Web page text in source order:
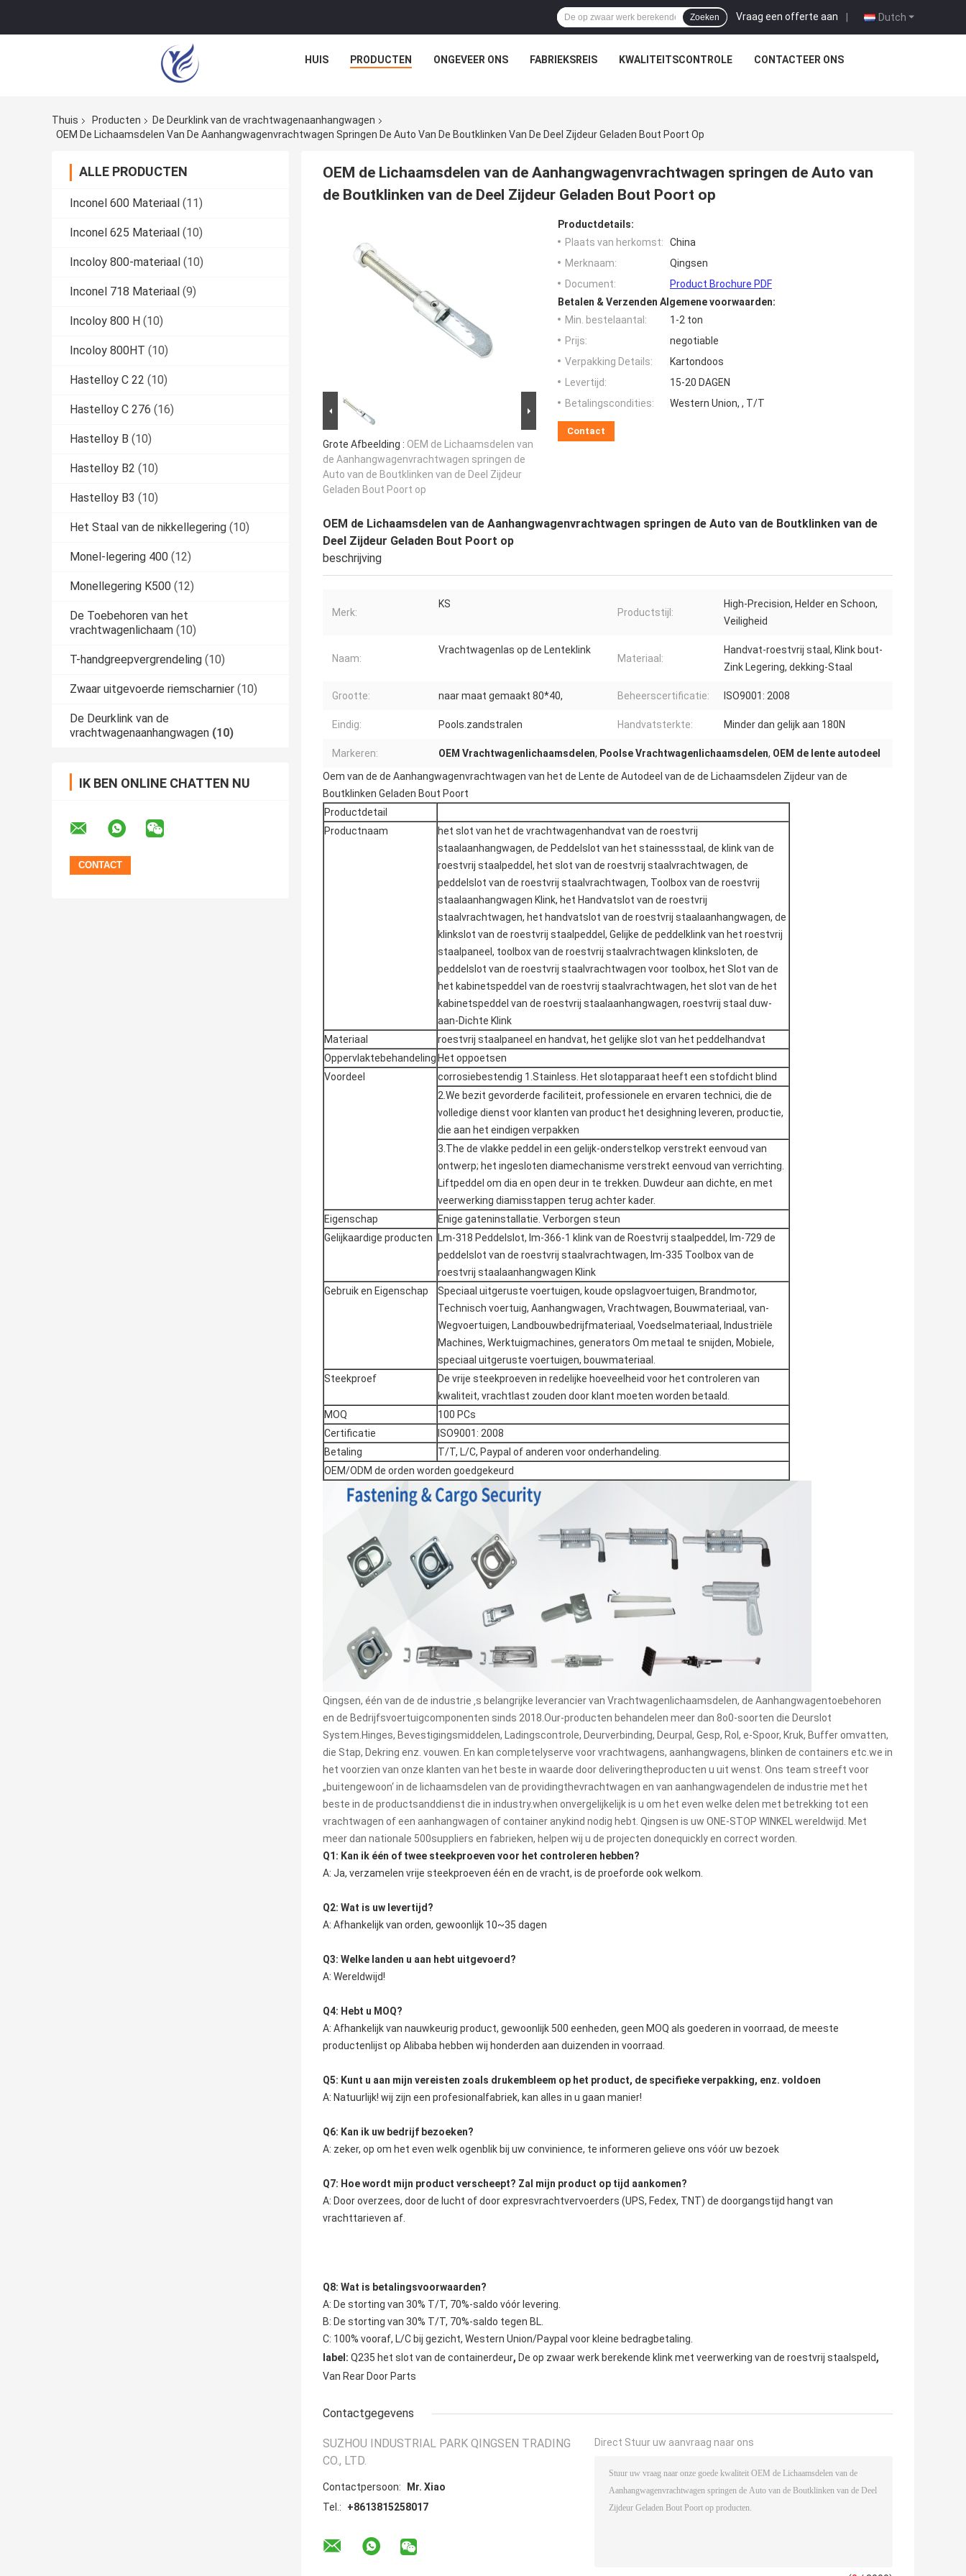
Dutch
Vraag een offerte aan |
Zoeken
HUIS PRODUCTEN ONGEVEER ONS FABRIEKSREIS KWALITEITSCONTROLE CONTACTEER ONS
Thuis Producten
De Deurklink van de vrachtwagenaanhangwagen
OEM De Lichaamsdelen Van De Aanhangwagenvrachtwagen Springen De Auto Van De Boutklinken Van De Deel Zijdeur Geladen Bout Poort Op
ALLE PRODUCTEN
Inconel 600 Materiaal (11)
Inconel 625 Materiaal (10)
Incoloy 800-materiaal (10)
Inconel 718 Materiaal (9)
Incoloy 800 H (10)
Incoloy 800HT (10)
Hastelloy C 22 (10)
Hastelloy C 276 (16)
Hastelloy B (10)
Hastelloy B2 (10)
Hastelloy B3 (10)
Het Staal van de nikkellegering (10)
Monel-legering 400 (12)
Monellegering K500 (12)
De Toebehoren van het
vrachtwagenlichaam (10)
T-handgreepvergrendeling (10)
Zwaar uitgevoerde riemscharnier (10)
De Deurklink van de
vrachtwagenaanhangwagen (10)
IK BEN ONLINE CHATTEN NU
OEM de Lichaamsdelen van de Aanhangwagenvrachtwagen springen de Auto van
de Boutklinken van de Deel Zijdeur Geladen Bout Poort op
Grote Afbeelding : OEM de Lichaamsdelen van
de Aanhangwagenvrachtwagen springen de
Auto van de Boutklinken van de Deel Zijdeur
Geladen Bout Poort op
Productdetails:
Plaats van herkomst:
China
Merknaam:
Qingsen
Document:
Product Brochure PDF
Betalen & Verzenden Algemene voorwaarden:
Min. bestelaantal:
1-2 ton
Prijs:
negotiable
Verpakking Details:
Kartondoos
Levertijd:
15-20 DAGEN
Betalingscondities:
Western Union, , T/T
Contact
OEM de Lichaamsdelen van de Aanhangwagenvrachtwagen springen de Auto van de Boutklinken van de
Deel Zijdeur Geladen Bout Poort op
beschrijving
Merk:
KS
Productstijl:
High-Precision, Helder en Schoon,
Veiligheid
Naam:
Vrachtwagenlas op de Lenteklink
Materiaal:
Handvat-roestvrij staal, Klink bout-
Zink Legering, dekking-Staal
Grootte: naar maat gemaakt 80*40, Beheerscertificatie: ISO9001: 2008
Eindig: Pools.zandstralen Handvatsterkte: Minder dan gelijk aan 180N
Markeren: OEM Vrachtwagenlichaamsdelen, Poolse Vrachtwagenlichaamsdelen, OEM de lente autodeel
Oem van de de Aanhangwagenvrachtwagen van het de Lente de Autodeel van de de Lichaamsdelen Zijdeur van de
Boutklinken Geladen Bout Poort
Productdetail
Productnaam
het slot van het de vrachtwagenhandvat van de roestvrij
staalaanhangwagen, de Peddelslot van het stainessstaal, de klink van de
roestvrij staalpeddel, het slot van de roestvrij staalvrachtwagen, de
peddelslot van de roestvrij staalvrachtwagen, Toolbox van de roestvrij
staalaanhangwagen Klink, het Handvatslot van de roestvrij
staalvrachtwagen, het handvatslot van de roestvrij staalaanhangwagen, de
klinkslot van de roestvrij staalpeddel, Gelijke de peddelklink van het roestvrij
staalpaneel, toolbox van de roestvrij staalvrachtwagen klinksloten, de
peddelslot van de roestvrij staalvrachtwagen voor toolbox, het Slot van de
het kabinetspeddel van de roestvrij staalvrachtwagen, het slot van de het
kabinetspeddel van de roestvrij staalaanhangwagen, roestvrij staal duw-
aan-Dichte Klink
Materiaal
roestvrij staalpaneel en handvat, het gelijke slot van het peddelhandvat
OppervlaktebehandelingHet oppoetsen
Voordeel
corrosiebestendig 1.Stainless. Het slotapparaat heeft een stofdicht blind
2.We bezit gevorderde faciliteit, professionele en ervaren technici, die de
volledige dienst voor klanten van product het desighning leveren, productie,
die aan het eindigen verpakken
3.The de vlakke peddel in een gelijk-onderstelkop verstrekt eenvoud van
ontwerp; het ingesloten diamechanisme verstrekt eenvoud van verrichting.
Liftpeddel om dia en open deur in te trekken. Duwdeur aan dichte, en met
veerwerking diamisstappen terug achter kader.
Eigenschap
Enige gateninstallatie. Verborgen steun
Gelijkaardige producten Lm-318 Peddelslot, lm-366-1 klink van de Roestvrij staalpeddel, lm-729 de
peddelslot van de roestvrij staalvrachtwagen, lm-335 Toolbox van de
roestvrij staalaanhangwagen Klink
Gebruik en Eigenschap
Speciaal uitgeruste voertuigen, koude opslagvoertuigen, Brandmotor,
Technisch voertuig, Aanhangwagen, Vrachtwagen, Bouwmateriaal, van-
Wegvoertuigen, Landbouwbedrijfmateriaal, Voedselmateriaal, Industriële
Machines, Werktuigmachines, generators Om metaal te snijden, Mobiele,
speciaal uitgeruste voertuigen, bouwmateriaal.
Steekproef
De vrije steekproeven in redelijke hoeveelheid voor het controleren van
kwaliteit, vrachtlast zouden door klant moeten worden betaald.
MOQ
100 PCs
Certificatie
ISO9001: 2008
Betaling
T/T, L/C, Paypal of anderen voor onderhandeling.
OEM/ODM de orden worden goedgekeurd
Qingsen, één van de de industrie ‚s belangrijke leverancier van Vrachtwagenlichaamsdelen, de Aanhangwagentoebehoren
en de Bedrijfsvoertuigcomponenten sinds 2018.Our-producten behandelen meer dan 8o0-soorten die Deurslot
System.Hinges, Bevestigingsmiddelen, Ladingscontrole, Deurverbinding, Deurpal, Gesp, Rol, e-Spoor, Kruk, Buffer omvatten,
die Stap, Dekring enz. vouwen. En kan completelyserve voor vrachtwagens, aanhangwagens, blinken de containers etc.we in
het voorzien van onze klanten van het beste in waarde door deliveringtheproducten u uit wenst. Ons team streeft voor
„buitengewoon‘ in de lichaamsdelen van de providingthevrachtwagen en van aanhangwagendelen de industrie met het
beste in de productsanddienst die in industry.when onvergelijkelijk is u om het even welke delen met betrekking tot een
vrachtwagen of een aanhangwagen of container anykind nodig hebt. Qingsen is uw ONE-STOP WINKEL wereldwijd. Met
meer dan nationale 500suppliers en fabrieken, helpen wij u de projecten donequickly en correct worden.
Q1: Kan ik één of twee steekproeven voor het controleren hebben?
A: Ja, verzamelen vrije steekproeven één en de vracht, is de proeforde ook welkom.
Q2: Wat is uw levertijd?
A: Afhankelijk van orden, gewoonlijk 10~35 dagen
Q3: Welke landen u aan hebt uitgevoerd?
A: Wereldwijd!
Q4: Hebt u MOQ?
A: Afhankelijk van nauwkeurig product, gewoonlijk 500 eenheden, geen MOQ als goederen in voorraad, de meeste
productenlijst op Alibaba hebben wij honderden aan duizenden in voorraad.
Q5: Kunt u aan mijn vereisten zoals drukembleem op het product, de specifieke verpakking, enz. voldoen
A: Natuurlijk! wij zijn een profesionalfabriek, kan alles in u gaan manier!
Q6: Kan ik uw bedrijf bezoeken?
A: zeker, op om het even welk ogenblik bij uw convinience, te informeren gelieve ons vóór uw bezoek
Q7: Hoe wordt mijn product verscheept? Zal mijn product op tijd aankomen?
A: Door overzees, door de lucht of door expresvrachtvervoerders (UPS, Fedex, TNT) de doorgangstijd hangt van
vrachttarieven af.
Q8: Wat is betalingsvoorwaarden?
A: De storting van 30% T/T, 70%-saldo vóór levering.
B: De storting van 30% T/T, 70%-saldo tegen BL.
C: 100% vooraf, L/C bij gezicht, Western Union/Paypal voor kleine bedragbetaling.
label: Q235 het slot van de containerdeur, De op zwaar werk berekende klink met veerwerking van de roestvrij staalspeld,
Van Rear Door Parts
Contactgegevens
SUZHOU INDUSTRIAL PARK QINGSEN TRADING
CO., LTD.
Contactpersoon:
Mr. Xiao
Tel.:
+8613815258017
Direct Stuur uw aanvraag naar ons